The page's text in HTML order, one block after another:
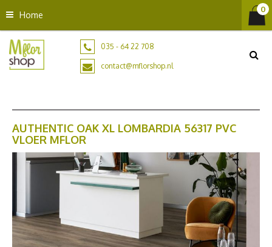
n
Home
035 - 64 22 708
contact@mflorshop.nl
AUTHENTIC OAK XL LOMBARDIA 56317 PVC
VLOER MFLOR